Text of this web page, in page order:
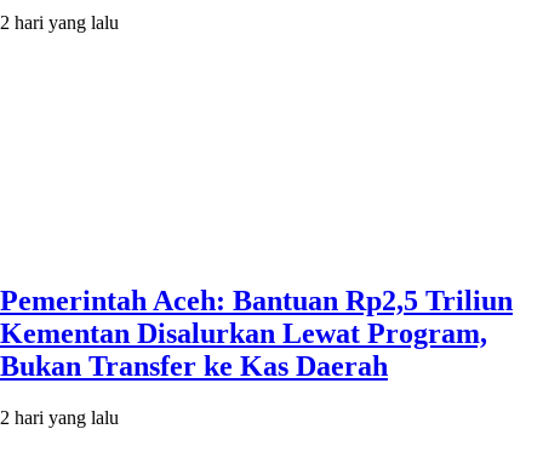
2 hari yang lalu
Pemerintah Aceh: Bantuan Rp2,5 Triliun
Kementan Disalurkan Lewat Program,
Bukan Transfer ke Kas Daerah
2 hari yang lalu